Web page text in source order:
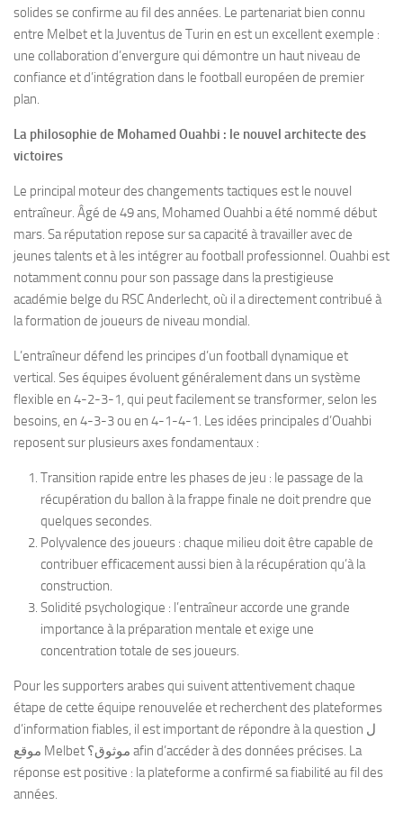
solides se confirme au fil des années. Le partenariat bien connu
entre Melbet et la Juventus de Turin en est un excellent exemple :
une collaboration d’envergure qui démontre un haut niveau de
confiance et d’intégration dans le football européen de premier
plan.
La philosophie de Mohamed Ouahbi : le nouvel architecte des
victoires
Le principal moteur des changements tactiques est le nouvel
entraîneur. Âgé de 49 ans, Mohamed Ouahbi a été nommé début
mars. Sa réputation repose sur sa capacité à travailler avec de
jeunes talents et à les intégrer au football professionnel. Ouahbi est
notamment connu pour son passage dans la prestigieuse
académie belge du RSC Anderlecht, où il a directement contribué à
la formation de joueurs de niveau mondial.
L’entraîneur défend les principes d’un football dynamique et
vertical. Ses équipes évoluent généralement dans un système
flexible en 4-2-3-1, qui peut facilement se transformer, selon les
besoins, en 4-3-3 ou en 4-1-4-1. Les idées principales d’Ouahbi
reposent sur plusieurs axes fondamentaux :
Transition rapide entre les phases de jeu : le passage de la
récupération du ballon à la frappe finale ne doit prendre que
quelques secondes.
Polyvalence des joueurs : chaque milieu doit être capable de
contribuer efficacement aussi bien à la récupération qu’à la
construction.
Solidité psychologique : l’entraîneur accorde une grande
importance à la préparation mentale et exige une
concentration totale de ses joueurs.
Pour les supporters arabes qui suivent attentivement chaque
étape de cette équipe renouvelée et recherchent des plateformes
d’information fiables, il est important de répondre à la question ل
موقع Melbet موثوق؟ afin d’accéder à des données précises. La
réponse est positive : la plateforme a confirmé sa fiabilité au fil des
années.